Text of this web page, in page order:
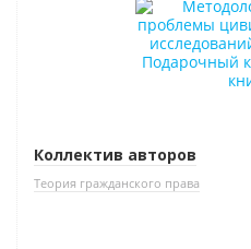
Нет в наличии
Коллектив авторов
Теория гражданского права